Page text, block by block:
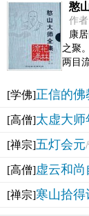
憨
作者
康
之聚
两目
[学佛]正信的佛
[高僧]太虚大师
[禅宗]五灯会元/
[高僧]虚云和
[禅宗]寒山拾得